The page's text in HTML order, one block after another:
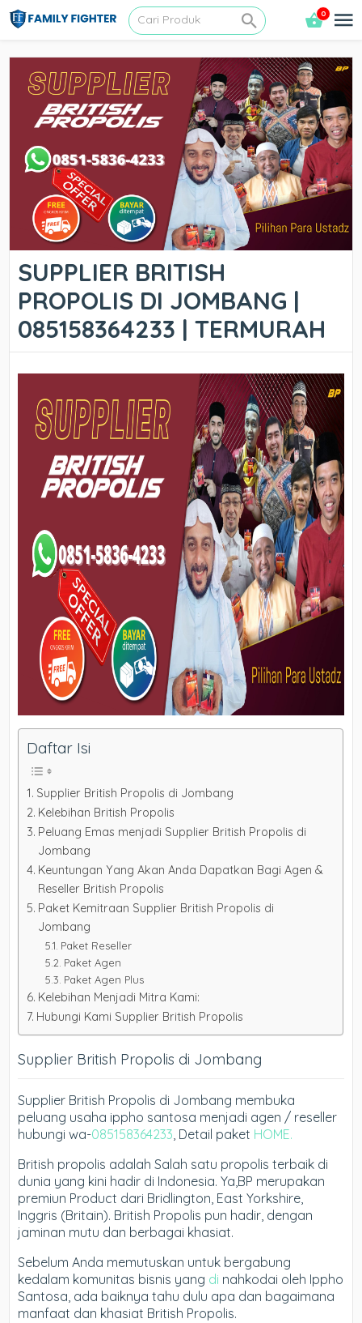
0
SUPPLIER BRITISH
PROPOLIS DI JOMBANG |
085158364233 | TERMURAH
Daftar Isi
Supplier British Propolis di Jombang
Kelebihan British Propolis
Peluang Emas menjadi Supplier British Propolis di
Jombang
Keuntungan Yang Akan Anda Dapatkan Bagi Agen &
Reseller British Propolis
Paket Kemitraan Supplier British Propolis di
Jombang
Paket Reseller
Paket Agen
Paket Agen Plus
Kelebihan Menjadi Mitra Kami:
Hubungi Kami Supplier British Propolis
Supplier British Propolis di Jombang
Supplier British Propolis di Jombang membuka
peluang usaha ippho santosa menjadi agen / reseller
hubungi wa-085158364233, Detail paket HOME.
British propolis adalah Salah satu propolis terbaik di
dunia yang kini hadir di Indonesia. Ya,BP merupakan
premiun Product dari Bridlington, East Yorkshire,
Inggris (Britain). British Propolis pun hadir, dengan
jaminan mutu dan berbagai khasiat.
Sebelum Anda memutuskan untuk bergabung
kedalam komunitas bisnis yang di nahkodai oleh Ippho
Santosa, ada baiknya tahu dulu apa dan bagaimana
manfaat dan khasiat British Propolis.